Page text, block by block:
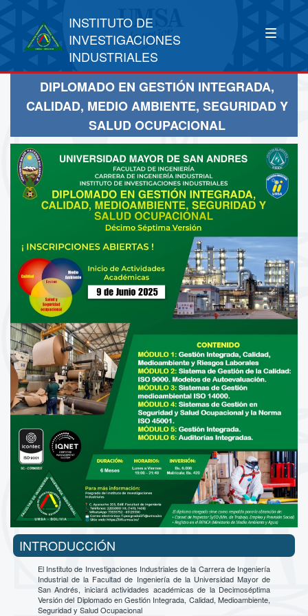
INSTITUTO DE
INVESTIGACIONES
INDUSTRIALES
DIPLOMADO EN GESTIÓN INTEGRADA,
CALIDAD, MEDIO AMBIENTE, SEGURIDAD Y
SALUD OCUPACIONAL
INTRODUCCIÓN
El Instituto de Investigaciones Industriales de la Carrera de Ingeniería
Industrial de la Facultad de Ingeniería de la Universidad Mayor de
San Andrés, iniciará actividades académicas de la Decimoséptima
Versión del Diplomado en Gestión Integrada, Calidad, Medioambiente,
Seguridad y Salud Ocupacional